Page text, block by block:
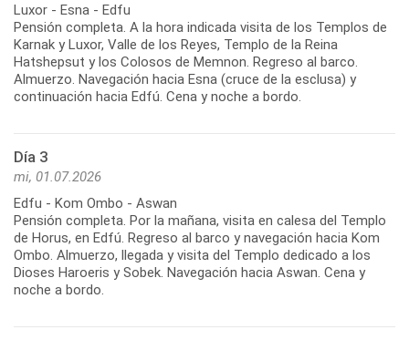
Luxor - Esna - Edfu
Pensión completa. A la hora indicada visita de los Templos de
Karnak y Luxor, Valle de los Reyes, Templo de la Reina
Hatshepsut y los Colosos de Memnon. Regreso al barco.
Almuerzo. Navegación hacia Esna (cruce de la esclusa) y
continuación hacia Edfú. Cena y noche a bordo.
Día 3
mi, 01.07.2026
Edfu - Kom Ombo - Aswan
Pensión completa. Por la mañana, visita en calesa del Templo
de Horus, en Edfú. Regreso al barco y navegación hacia Kom
Ombo. Almuerzo, llegada y visita del Templo dedicado a los
Dioses Haroeris y Sobek. Navegación hacia Aswan. Cena y
noche a bordo.